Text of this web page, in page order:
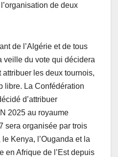
de deux
de l’Algérie et de tous
veille du vote qui décidera
les deux tournois,
libre. La Confédération
d’attribuer
2025 au royaume
sera organisée par trois
le Kenya, l’Ouganda et la
en Afrique de l’Est depuis